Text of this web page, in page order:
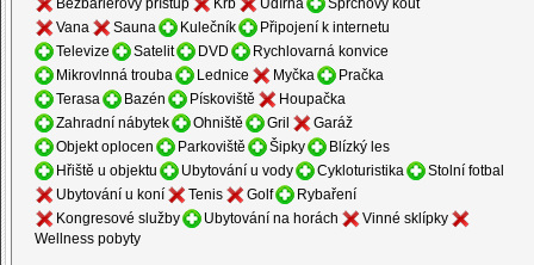
Bezbariérový přístup
Krb Udírna
Sprchový kout
Vana
Sauna Kulečník
Připojení k internetu
Televize
Satelit DVD
Rychlovarná konvice
Mikrovlnná trouba
Lednice Myčka
Pračka
Terasa
Bazén Pískoviště
Houpačka
Zahradní nábytek
Ohniště Gril
Garáž
Objekt oplocen
Parkoviště Šipky
Blízký les
Hřiště u objektu
Ubytování u vody Cykloturistika
Stolní fotbal
Ubytování u koní
Tenis Golf
Rybaření
Kongresové služby
Ubytování na horách
Vinné sklípky
Wellness pobyty